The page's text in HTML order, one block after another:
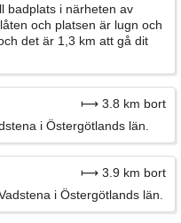
badplats i närheten av
och platsen är lugn och
det är 1,3 km att gå dit
⟼ 3.8 km bort
i Östergötlands län.
⟼ 3.9 km bort
i Östergötlands län.